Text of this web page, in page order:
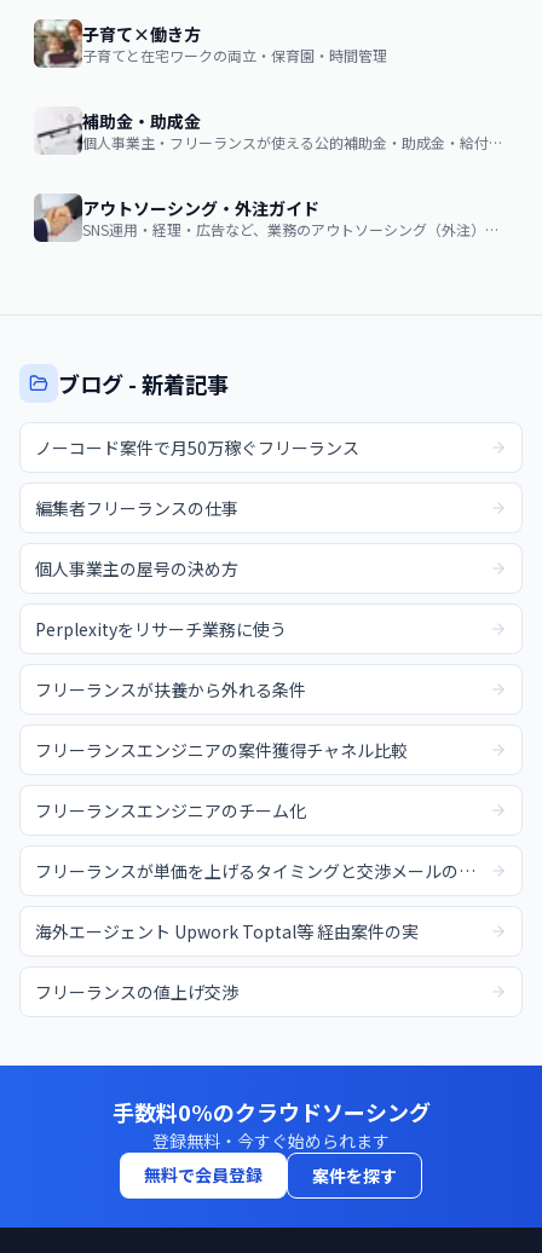
子育て×働き方
子育てと在宅ワークの両立・保育園・時間管理
補助金・助成金
個人事業主・フリーランスが使える公的補助金・助成金・給付金の申請ガイド
アウトソーシング・外注ガイド
SNS運用・経理・広告など、業務のアウトソーシング（外注）を検討する企業・個人向け。費用相場・依頼の流れ・失敗しない選び方
ブログ - 新着記事
ノーコード案件で月50万稼ぐフリーランス
編集者フリーランスの仕事
個人事業主の屋号の決め方
Perplexityをリサーチ業務に使う
フリーランスが扶養から外れる条件
フリーランスエンジニアの案件獲得チャネル比較
フリーランスエンジニアのチーム化
フリーランスが単価を上げるタイミングと交渉メールの例文
海外エージェント Upwork Toptal等 経由案件の実
フリーランスの値上げ交渉
手数料0%のクラウドソーシング
登録無料・今すぐ始められます
無料で会員登録
案件を探す